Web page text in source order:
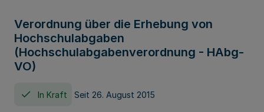
Verordnung über die Erhebung von
Hochschulabgaben
(Hochschulabgabenverordnung - HAbg-
VO)
In Kraft Seit 26. August 2015